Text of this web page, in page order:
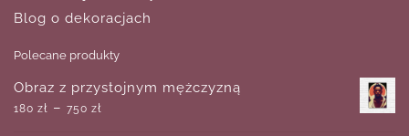
Blog o dekoracjach
Polecane produkty
Obraz z przystojnym mężczyzną
180 zł – 750 zł